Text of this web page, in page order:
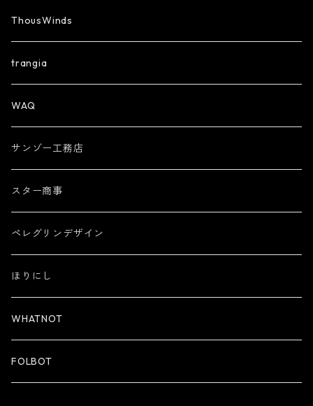
ThousWinds
trangia
WAQ
サンゾー工務店
スター商事
ペレグリンデザイン
ほりにし
WHATNOT
FOLBOT